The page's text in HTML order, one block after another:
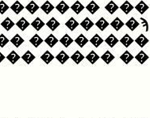
���
���� �����
�����